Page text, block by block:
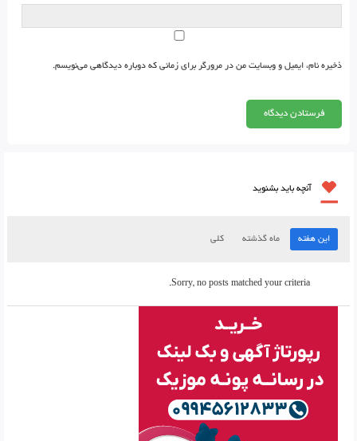
ذخیره نام، ایمیل و وبسایت من در مرورگر برای زمانی که دوباره دیدگاهی می‌نویسم.
آنچه باید بشنوید
این هفته ماه گذشته کلی
Sorry, no posts matched your criteria.